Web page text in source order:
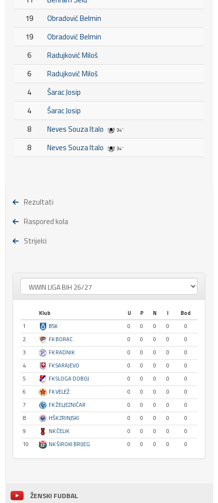
19
Obradović Belmin
19
Obradović Belmin
6
Radujković Miloš
6
Radujković Miloš
4
Šarac Josip
4
Šarac Josip
8
Neves Souza Italo 34'
8 Neves Souza Italo 34'
Rezultati
Raspored kola
Strijelci
Klub U P N I
Bod
1
BSK 0 0 0 0
0
2
FK BORAC 0 0 0 0
0
3
FK RADNIK 0 0 0 0
0
4
FK SARAJEVO 0 0 0 0
0
5
FK SLOGA DOBOJ 0 0 0 0
0
6
FK VELEŽ 0 0 0 0
0
7
FK ŽELJEZNIČAR 0 0 0 0
0
8
HŠK ZRINJSKI 0 0 0 0
0
9
NK ČELIK 0 0 0 0
0
10
NK ŠIROKI BRIJEG 0 0 0 0 0
ŽENSKI FUDBAL